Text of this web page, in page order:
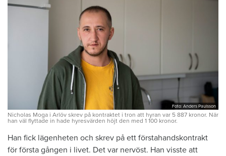
Foto: Anders Paulsson
Nicholas Moga i Arlöv skrev på kontraktet i tron att hyran var 5 887 kronor. När
han väl flyttade in hade hyresvärden höjt den med 1 100 kronor.
Han fick lägenheten och skrev på ett förstahandskontrakt
för första gången i livet. Det var nervöst. Han visste att